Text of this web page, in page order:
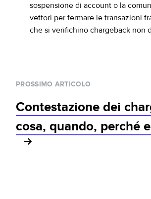
sospensione di account o la
vettori per fermare le transazioni
che si verifichino chargeback non
PROSSIMO ARTICOLO
Contestazione dei
cosa, quando, perché